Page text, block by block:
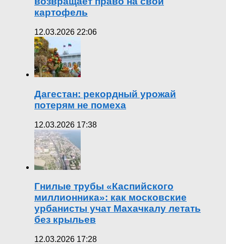
картофель
12.03.2026 22:06
Дагестан: рекордный урожай
потерям не помеха
12.03.2026 17:38
Гнилые трубы «Каспийского
миллионника»: как московские
урбанисты учат Махачкалу летать
без крыльев
12.03.2026 17:28